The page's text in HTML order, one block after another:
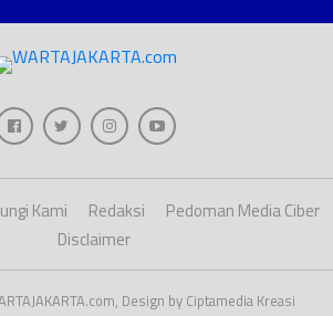
Kami Redaksi
Pedoman Media Ciber
Disclaimer
Design by Ciptamedia Kreasi